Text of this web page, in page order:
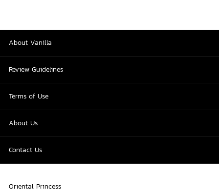
About Vanilla
Review Guidelines
Terms of Use
About Us
Contact Us
Oriental Princess